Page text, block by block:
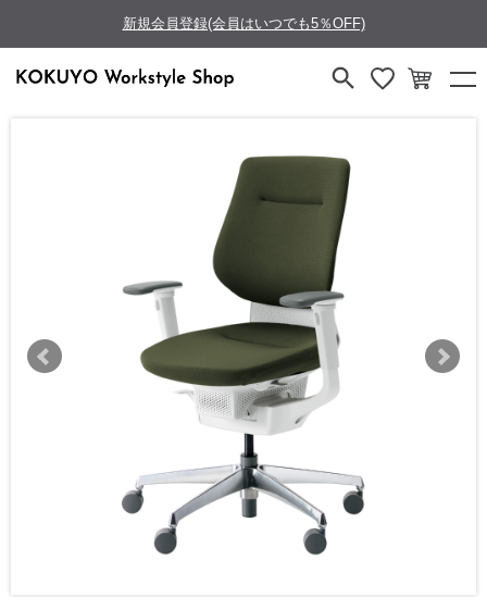
新規会員登録(会員はいつでも5％OFF)